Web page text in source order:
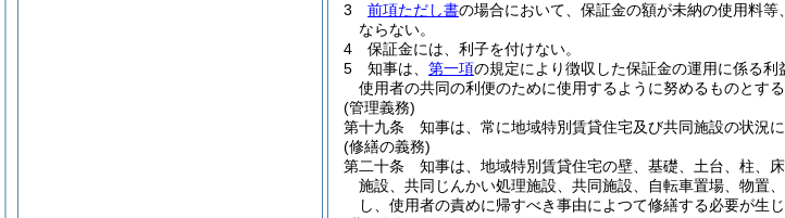
3
前項ただし書の場合において、保証金の額が未納の使用料
ならない。
4
保証金には、利子を付けない。
5
知事は、 第一項の規定により徴収した保証金の運用に係る
使用者の共同の利便のために使用するように努めるものとする
(管理義務)
第十九条
知事は、常に地域特別賃貸住宅及び共同施設の状況
(修繕の義務)
第二十条
知事は、地域特別賃貸住宅の壁、基礎、土台、柱、
施設、共同じんかい処理施設、共同施設、自転車置場、物置
し、使用者の責めに帰すべき事由によつて修繕する必要が生